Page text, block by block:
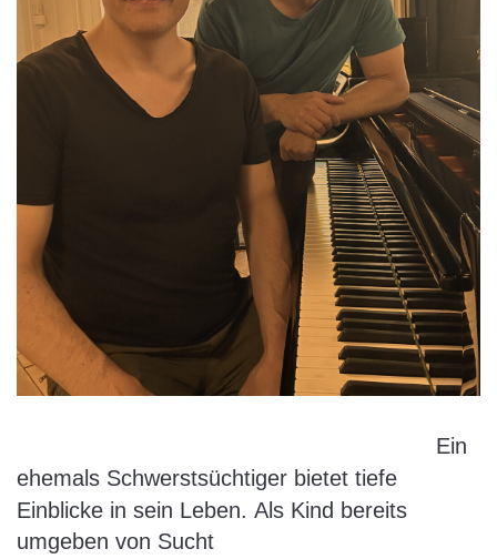
Ein
ehemals Schwerstsüchtiger bietet tiefe
Einblicke in sein Leben. Als Kind bereits
umgeben von Sucht